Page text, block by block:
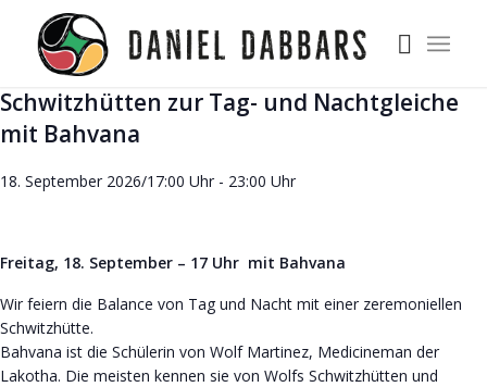
Schwitzhütten zur Tag- und Nachtgleiche
mit Bahvana
18. September 2026/17:00 Uhr - 23:00 Uhr
Freitag, 18. September – 17 Uhr mit Bahvana
Wir feiern die Balance von Tag und Nacht mit einer zeremoniellen
Schwitzhütte.
Bahvana ist die Schülerin von Wolf Martinez, Medicineman der
Lakotha. Die meisten kennen sie von Wolfs Schwitzhütten und